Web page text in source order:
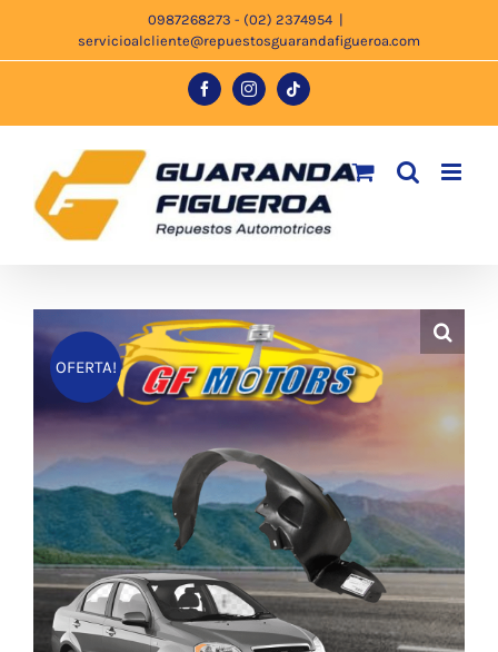
0987268273 - (02) 2374954 |
servicioalcliente@repuestosguarandafigueroa.com
FacebookInstagramTiktok
OFERTA!